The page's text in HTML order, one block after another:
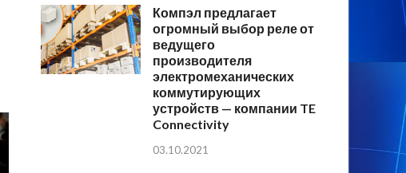
Компэл предлагает
огромный выбор реле от
ведущего
производителя
электромеханических
коммутирующих
устройств — компании TE
Connectivity
03.10.2021